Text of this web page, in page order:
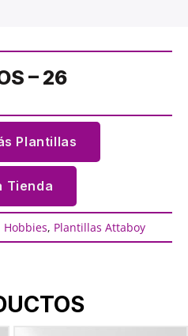
– 26
Plantillas
Tienda
, Plantillas Attaboy